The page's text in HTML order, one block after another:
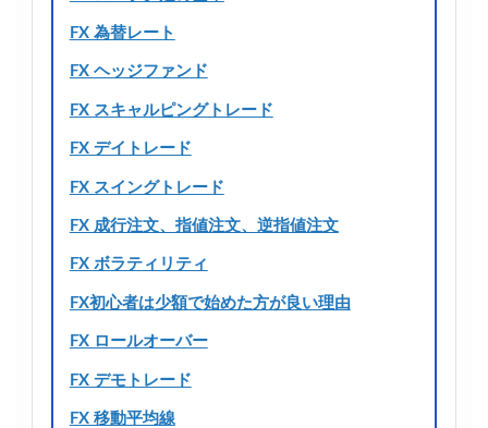
FX 為替レート
FX ヘッジファンド
FX スキャルピングトレード
FX デイトレード
FX スイングトレード
FX 成行注文、指値注文、逆指値注文
FX ボラティリティ
FX初心者は少額で始めた方が良い理由
FX ロールオーバー
FX デモトレード
FX 移動平均線